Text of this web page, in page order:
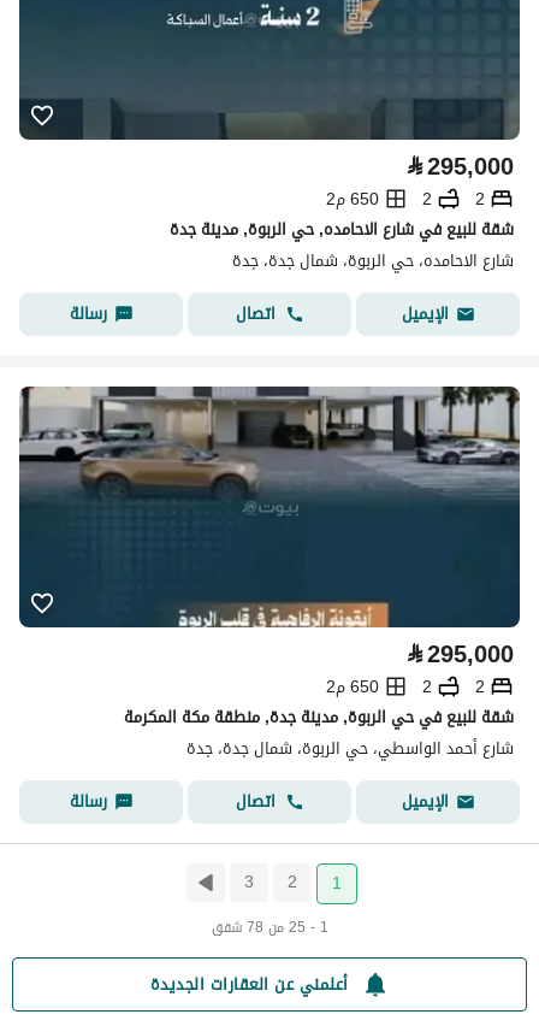
⃁295,000
2
2
650 م2
شقة للبيع في شارع الاحامده, حي الربوة, مدينة جدة
شارع الاحامده، حي الربوة، شمال جدة، جدة
الإيميل
اتصال رسالة
⃁295,000
2
2
650 م2
شقة للبيع في حي الربوة, مدينة جدة, منطقة مكة المكرمة
شارع أحمد الواسطي، حي الربوة، شمال جدة، جدة
الإيميل
اتصال رسالة
1
2
3
1 - 25 من 78 شقق
أعلمني عن العقارات الجديدة